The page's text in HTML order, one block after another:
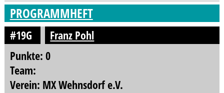
PROGRAMMHEFT
#19G
Franz Pohl
Punkte: 0
Team:
Verein: MX Wehnsdorf e.V.